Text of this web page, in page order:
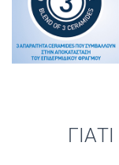
ΓΙΑΤΙ